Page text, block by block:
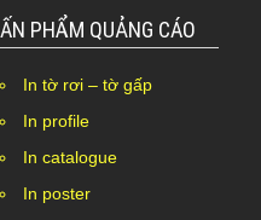
ẤN PHẨM QUẢNG CÁO
In tờ rơi – tờ gấp
In profile
In catalogue
In poster